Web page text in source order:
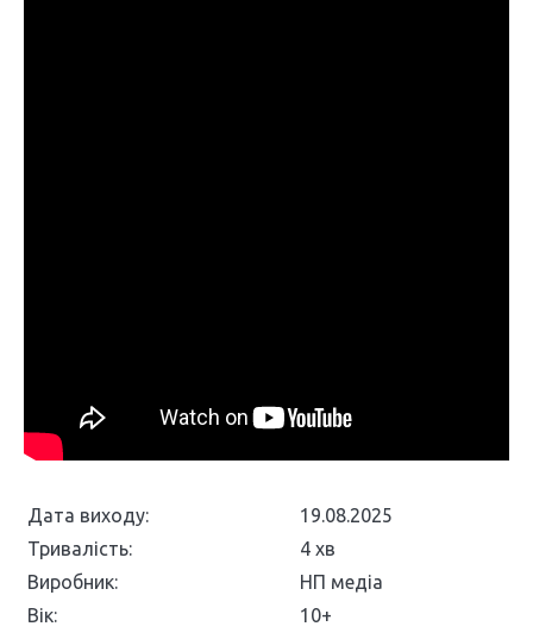
Дата виходу:
19.08.2025
Тривалість:
4 хв
Виробник:
НП медіа
Вік:
10+